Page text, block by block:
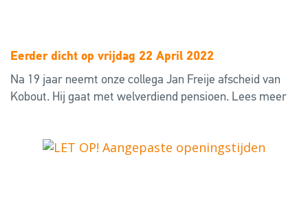
Eerder dicht op vrijdag 22 April 2022
Na 19 jaar neemt onze collega Jan Freije afscheid van
Kobout. Hij gaat met welverdiend pensioen. Lees meer